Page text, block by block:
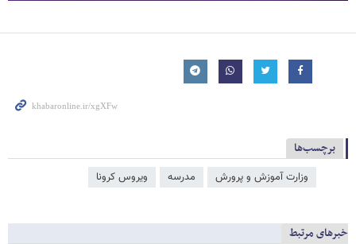
برچسب‌ها
وزارت آموزش و پرورش مدرسه ویروس کرونا
خبرهای مرتبط